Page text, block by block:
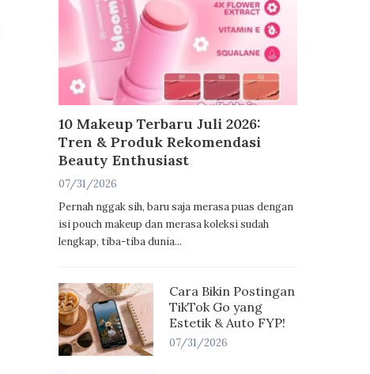
10 Makeup Terbaru Juli 2026:
Tren & Produk Rekomendasi
Beauty Enthusiast
07/31/2026
Pernah nggak sih, baru saja merasa puas dengan
isi pouch makeup dan merasa koleksi sudah
lengkap, tiba-tiba dunia...
Cara Bikin Postingan
TikTok Go yang
Estetik & Auto FYP!
07/31/2026